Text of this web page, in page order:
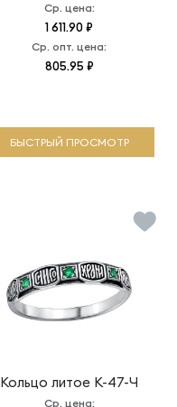
Ср. цена:
1 611.90 ₽
Ср. опт. цена:
805.95 ₽
БЫСТРЫЙ ПРОСМОТР
Кольцо литое К-47-Ч
Ср. цена: